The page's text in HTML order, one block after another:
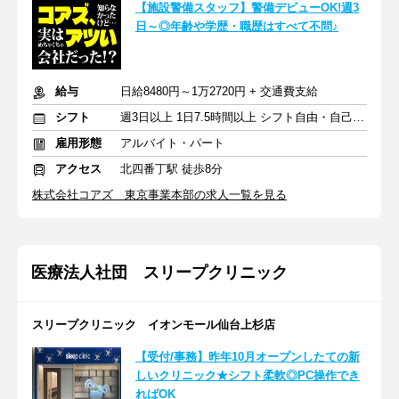
【施設警備スタッフ】警備デビューOK!週3
日～◎年齢や学歴・職歴はすべて不問♪
給与
日給8480円～1万2720円 + 交通費支給
シフト
週3日以上 1日7.5時間以上 シフト自由・自己申告
雇用形態
アルバイト・パート
アクセス
北四番丁駅 徒歩8分
株式会社コアズ 東京事業本部の求人一覧を見る
医療法人社団 スリープクリニック
スリープクリニック イオンモール仙台上杉店
【受付/事務】昨年10月オープンしたての新
しいクリニック★シフト柔軟◎PC操作でき
ればOK